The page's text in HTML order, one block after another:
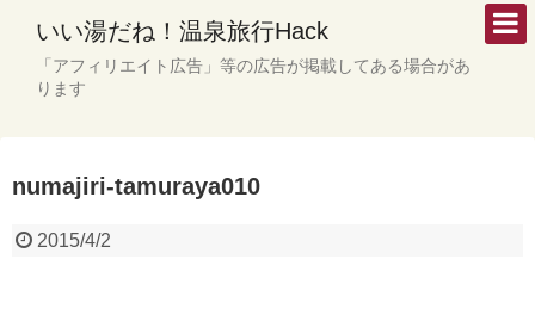
いい湯だね！温泉旅行Hack
「アフィリエイト広告」等の広告が掲載してある場合があ
ります
numajiri-tamuraya010
2015/4/2